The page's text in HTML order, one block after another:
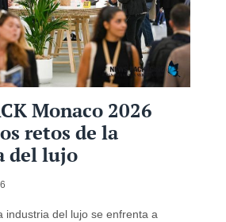
Monaco 2026
retos de la
del lujo
industria del lujo se enfrenta a